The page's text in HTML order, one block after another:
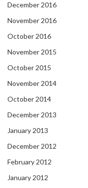
December 2016
November 2016
October 2016
November 2015
October 2015
November 2014
October 2014
December 2013
January 2013
December 2012
February 2012
January 2012